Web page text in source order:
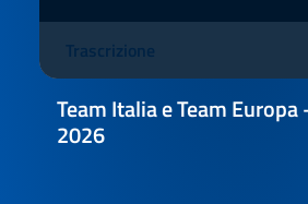
Trascrizione
Team Italia e Team Europa
2026